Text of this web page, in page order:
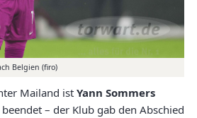
Belgien (firo)
Mailand ist Yann Sommers
– der Klub gab den Abschied